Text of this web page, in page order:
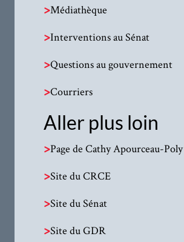
>Médiathèque
>Interventions au Sénat
>Questions au gouvernement
>Courriers
Aller plus loin
>Page de Cathy Apourceau-Poly
>Site du CRCE
>Site du Sénat
>Site du GDR